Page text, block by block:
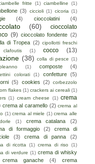
fritte (1) ciambelline (1)
(3) ciccioli (1) cicoria (1)
(4) cioccolatini (4)
(60)
cioccolato
(9) cioccolato fondente (2)
di Tropea (2) cipollotti freschi
clafoutis (1) cocco (13)
(38) colla di pesce (1)
(1) composte (4)
colorati (1) confetture
(5)
(5) cookies (2)
corbezzolo
flakes (1) crackers ai cereali (1)
(1) cream cheese (1) crema
crema al caramello (2) crema al
(1) crema al miele (1) crema alle
(1) crema catalana
(2)
di formaggio
(2)
crema di
(3) crema di panna (2)
di ricotta (1) crema di riso
(1)
di verdure (1) crema di whisky
crema ganache (4)
crema